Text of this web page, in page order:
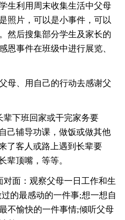
生利用周末收集生活中父母
照片，可以是小事件，可以
然后搜集部分学生及家长的
恩事件在班级中进行展览、
母、用自己的行动去感谢父
辈下班回家或干完家务要
己辅导功课，做饭或做其他
了客人或路上遇到长辈要
辈顶嘴，等等。
对面：观察父母一日工作和生
的最感动的一件事;想一想自
不愉快的一件事情;倾听父母